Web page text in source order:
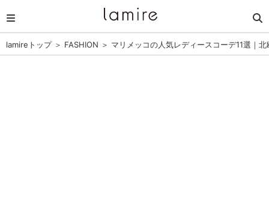
lamireトップ＞ FASHION ＞ マリメッコの人気レディースコーデ11選｜